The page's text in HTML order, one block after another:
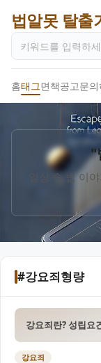
법알못 탈출
홈태그면책공고문의
"
일상 속 법 이
#강요죄형량
강요죄란? 성립요
강요죄